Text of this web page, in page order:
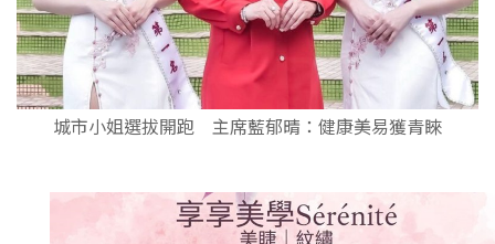
城市小姐選拔開跑 主席藍郁晴：健康美易獲青睞